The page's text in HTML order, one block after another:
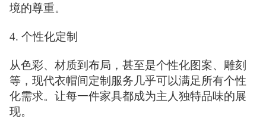
境的尊重。
4. 个性化定制
从色彩、材质到布局，甚至是个性化图案、雕刻
等，现代衣帽间定制服务几乎可以满足所有个性
化需求。让每一件家具都成为主人独特品味的展
现。